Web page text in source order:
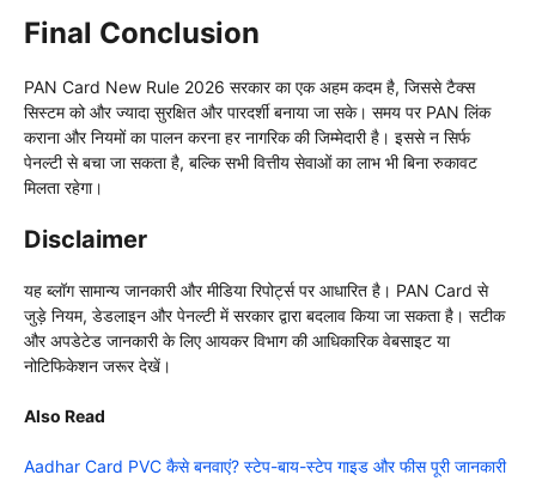
Final Conclusion
PAN Card New Rule 2026 सरकार का एक अहम कदम है, जिससे टैक्स
सिस्टम को और ज्यादा सुरक्षित और पारदर्शी बनाया जा सके। समय पर PAN लिंक
कराना और नियमों का पालन करना हर नागरिक की जिम्मेदारी है। इससे न सिर्फ
पेनल्टी से बचा जा सकता है, बल्कि सभी वित्तीय सेवाओं का लाभ भी बिना रुकावट
मिलता रहेगा।
Disclaimer
यह ब्लॉग सामान्य जानकारी और मीडिया रिपोर्ट्स पर आधारित है। PAN Card से
जुड़े नियम, डेडलाइन और पेनल्टी में सरकार द्वारा बदलाव किया जा सकता है। सटीक
और अपडेटेड जानकारी के लिए आयकर विभाग की आधिकारिक वेबसाइट या
नोटिफिकेशन जरूर देखें।
Also Read
Aadhar Card PVC कैसे बनवाएं? स्टेप-बाय-स्टेप गाइड और फीस पूरी जानकारी